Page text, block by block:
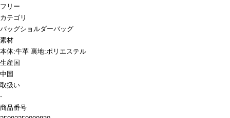
フリー
カテゴリ
バッグショルダーバッグ
素材
本体:牛革 裏地:ポリエステル
生産国
中国
取扱い
-
商品番号